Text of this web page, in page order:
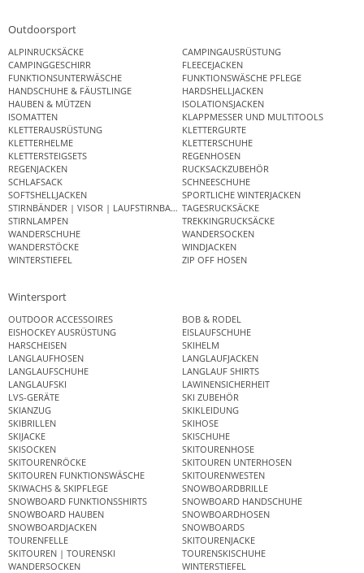
Outdoorsport
ALPINRUCKSÄCKE
CAMPINGAUSRÜSTUNG
CAMPINGGESCHIRR
FLEECEJACKEN
FUNKTIONSUNTERWÄSCHE
FUNKTIONSWÄSCHE PFLEGE
HANDSCHUHE & FÄUSTLINGE
HARDSHELLJACKEN
HAUBEN & MÜTZEN
ISOLATIONSJACKEN
ISOMATTEN
KLAPPMESSER UND MULTITOOLS
KLETTERAUSRÜSTUNG
KLETTERGURTE
KLETTERHELME
KLETTERSCHUHE
KLETTERSTEIGSETS
REGENHOSEN
REGENJACKEN
RUCKSACKZUBEHÖR
SCHLAFSACK
SCHNEESCHUHE
SOFTSHELLJACKEN
SPORTLICHE WINTERJACKEN
STIRNBÄNDER | VISOR | LAUFSTIRNBANDTAGESRUCKSÄCKE
STIRNLAMPEN
TREKKINGRUCKSÄCKE
WANDERSCHUHE
WANDERSOCKEN
WANDERSTÖCKE
WINDJACKEN
WINTERSTIEFEL
ZIP OFF HOSEN
Wintersport
OUTDOOR ACCESSOIRES
BOB & RODEL
EISHOCKEY AUSRÜSTUNG
EISLAUFSCHUHE
HARSCHEISEN
SKIHELM
LANGLAUFHOSEN
LANGLAUFJACKEN
LANGLAUFSCHUHE
LANGLAUF SHIRTS
LANGLAUFSKI
LAWINENSICHERHEIT
LVS-GERÄTE
SKI ZUBEHÖR
SKIANZUG
SKIKLEIDUNG
SKIBRILLEN
SKIHOSE
SKIJACKE
SKISCHUHE
SKISOCKEN
SKITOURENHOSE
SKITOURENRÖCKE
SKITOUREN UNTERHOSEN
SKITOUREN FUNKTIONSWÄSCHE
SKITOURENWESTEN
SKIWACHS & SKIPFLEGE
SNOWBOARDBRILLE
SNOWBOARD FUNKTIONSSHIRTS
SNOWBOARD HANDSCHUHE
SNOWBOARD HAUBEN
SNOWBOARDHOSEN
SNOWBOARDJACKEN
SNOWBOARDS
TOURENFELLE
SKITOURENJACKE
SKITOUREN | TOURENSKI
TOURENSKISCHUHE
WANDERSOCKEN
WINTERSTIEFEL